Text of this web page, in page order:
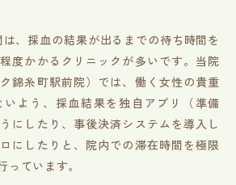
、採血の結果が出るまでの待ち時間を
度かかるクリニックが多いです。当院
錦糸町駅前院）では、働く女性の貴重
よう、採血結果を独自アプリ（準備
にしたり、事後決済システムを導入し
にしたりと、院内での滞在時間を極限
っています。